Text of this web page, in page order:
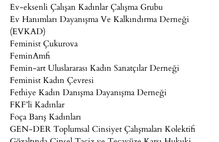
Ev-eksenli Çalışan Kadınlar Çalışma Grubu
Ev Hanımları Dayanışma Ve Kalkındırma Derneği
(EVKAD)
Feminist Çukurova
FeminAmfi
Femin-art Uluslararası Kadın Sanatçılar Derneği
Feminist Kadın Çevresi
Fethiye Kadın Danışma Dayanışma Derneği
FKF’li Kadınlar
Foça Barış Kadınları
GEN-DER Toplumsal Cinsiyet Çalışmaları Kolektifi